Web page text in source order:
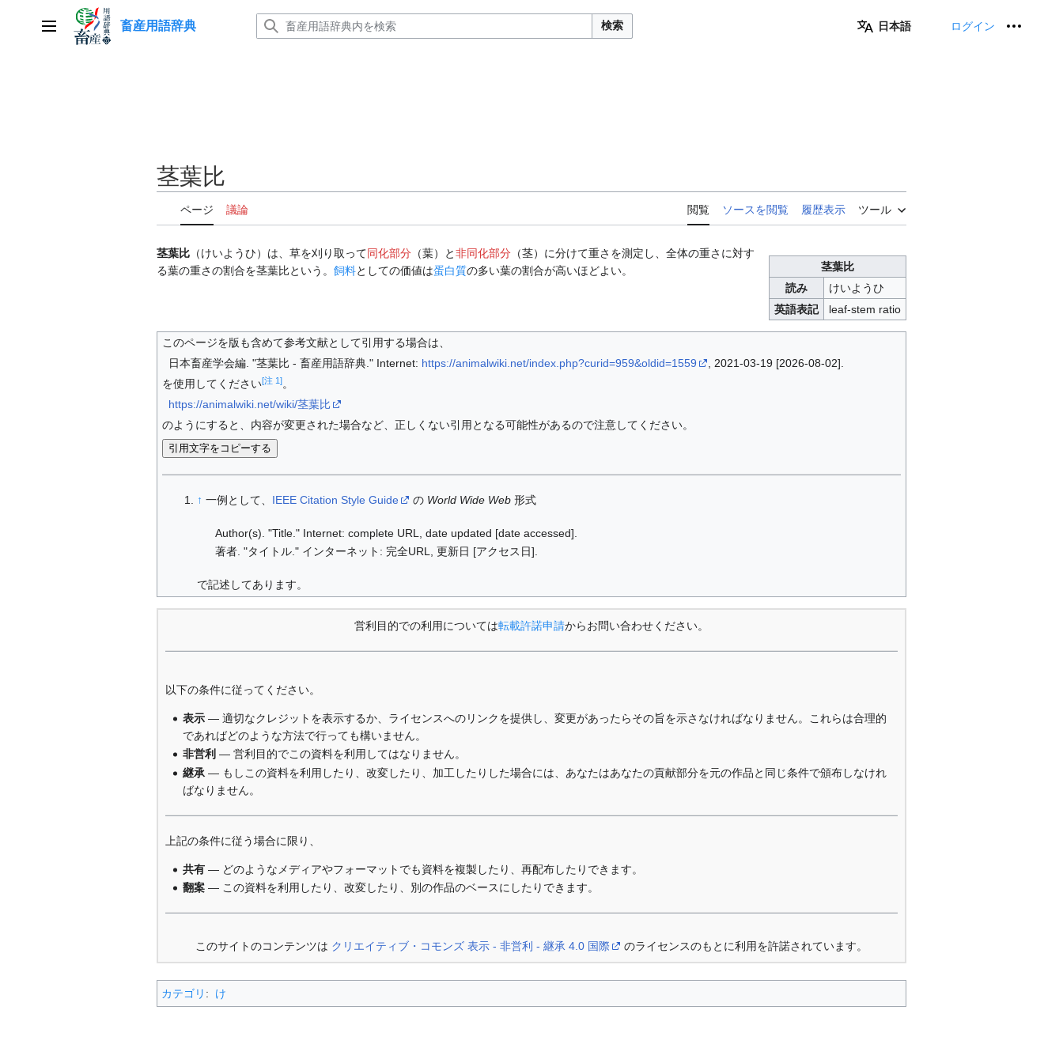
メインメニュー
畜産用語辞典 検索 日本語 ログイン
茎葉比
ページ 議論 閲覧 ソースを閲覧 履歴表示 ツール
茎葉比
読み
けいようひ
英語表記
leaf-stem ratio
茎葉比 （けいようひ）は、草を刈り取って同化部分 （葉）と非同化部分 （茎）に分けて重さを測定し、全体の重さに対す
る葉の重さの割合を茎葉比という。 飼料としての価値は蛋白質の多い葉の割合が高いほどよい。
このページを版も含めて参考文献として引用する場合は、
日本畜産学会編. "茎葉比 - 畜産用語辞典." Internet: https://animalwiki.net/index.php?curid=959&oldid=1559
, 2021-03-19 [2026-08-02].
を使用してください[注 1]。
https://animalwiki.net/wiki/茎葉比
のようにすると、内容が変更された場合など、正しくない引用となる可能性があるので注意してください。
引用文字をコピーする
↑ 一例として、 IEEE Citation Style Guide の World Wide Web 形式
Author(s). "Title." Internet: complete URL, date updated [date accessed].
著者. "タイトル." インターネット: 完全URL, 更新日 [アクセス日].
で記述してあります。
営利目的での利用については転載許諾申請からお問い合わせください。
以下の条件に従ってください。
表示 — 適切なクレジットを表示するか、ライセンスへのリンクを提供し、変更があったらその旨を示さなければなりません。これらは合理的
であればどのような方法で行っても構いません。
非営利 — 営利目的でこの資料を利用してはなりません。
継承 — もしこの資料を利用したり、改変したり、加工したりした場合には、あなたはあなたの貢献部分を元の作品と同じ条件で頒布しなけれ
ばなりません。
上記の条件に従う場合に限り、
共有 — どのようなメディアやフォーマットでも資料を複製したり、再配布したりできます。
翻案 — この資料を利用したり、改変したり、別の作品のベースにしたりできます。
このサイトのコンテンツは クリエイティブ・コモンズ 表示 - 非営利 - 継承 4.0 国際 のライセンスのもとに利用を許諾されています。
カテゴリ : け